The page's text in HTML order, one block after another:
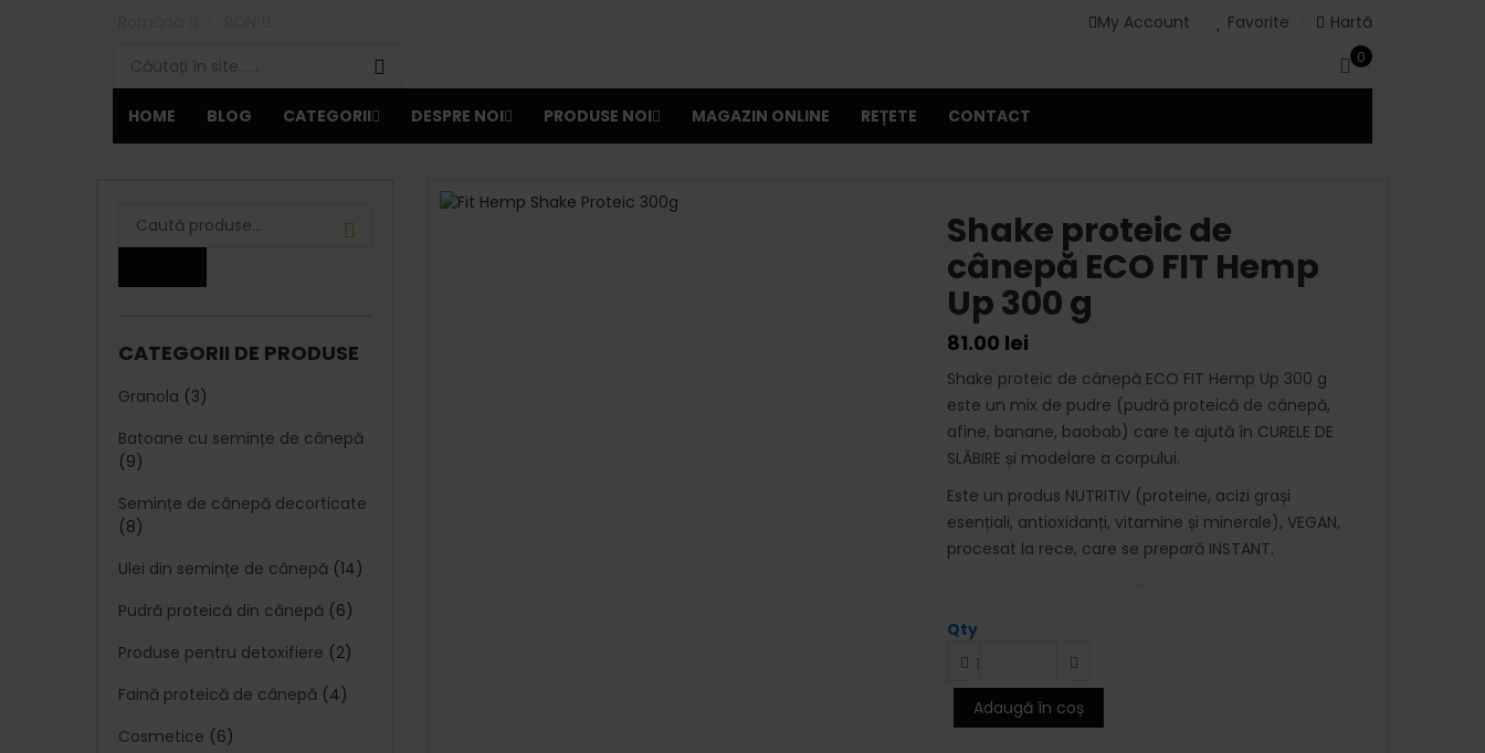
My Account Favorite Hartă
0
HOME BLOG CATEGORII DESPRE NOI PRODUSE NOI MAGAZIN ONLINE REȚETE CONTACT
CATEGORII DE PRODUSE
Granola (3)
Batoane cu semințe de cânepă
(9)
Semințe de cânepă decorticate
(8)
Ulei din semințe de cânepă (14)
Pudră proteică din cânepă (6)
Produse pentru detoxifiere (2)
Faină proteică de cânepă (4)
Cosmetice (6)
Shake proteic de
cânepă ECO FIT Hemp
Up 300 g
81.00 lei
Shake proteic de cânepă ECO FIT Hemp Up 300 g
este un mix de pudre (pudră proteică de cânepă,
afine, banane, baobab) care te ajută în CURELE DE
SLĂBIRE și modelare a corpului.
Este un produs NUTRITIV (proteine, acizi grași
esențiali, antioxidanți, vitamine și minerale), VEGAN,
procesat la rece, care se prepară INSTANT.
Qty
Adaugă în coș